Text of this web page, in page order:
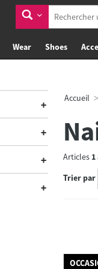
Wear Shoes
Accueil
Articles 1
Trier par